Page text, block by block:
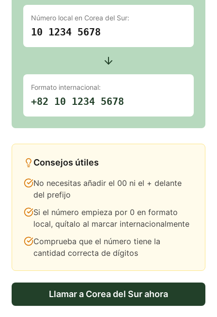
Número local en Corea del Sur:
10 1234 5678
Formato internacional:
+82 10 1234 5678
Consejos útiles
No necesitas añadir el 00 ni el + delante
del prefijo
Si el número empieza por 0 en formato
local, quítalo al marcar internacionalmente
Comprueba que el número tiene la
cantidad correcta de dígitos
Llamar a Corea del Surahora